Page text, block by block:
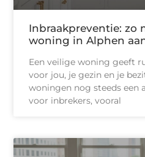
Inbraakpreventie: zo
woning in Alphen
Een veilige woning geeft
voor jou, je gezin en je
woningen nog steeds een
voor inbrekers, vooral